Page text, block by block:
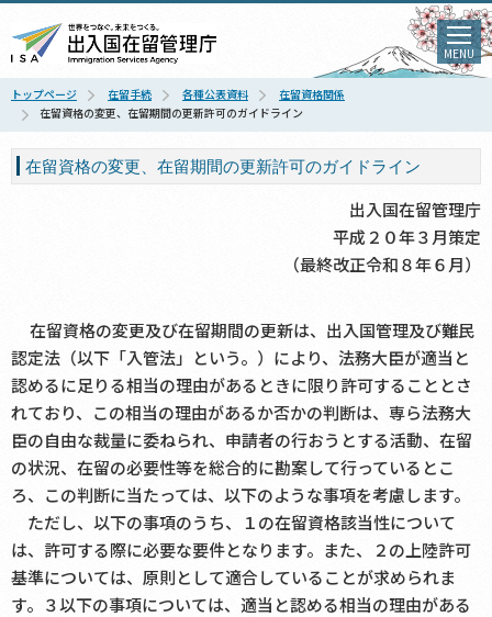
MENU
トップページ 在留手続 各種公表資料
在留資格関係
在留資格の変更、在留期間の更新許可のガイドライン
在留資格の変更、在留期間の更新許可のガイドライン
出入国在留管理庁
平成２０年３月策定
（最終改正令和８年６月）
在留資格の変更及び在留期間の更新は、出入国管理及び難民
認定法（以下「入管法」という。）により、法務大臣が適当と
認めるに足りる相当の理由があるときに限り許可することとさ
れており、この相当の理由があるか否かの判断は、専ら法務大
臣の自由な裁量に委ねられ、申請者の行おうとする活動、在留
の状況、在留の必要性等を総合的に勘案して行っているとこ
ろ、この判断に当たっては、以下のような事項を考慮します。
ただし、以下の事項のうち、１の在留資格該当性について
は、許可する際に必要な要件となります。また、２の上陸許可
基準については、原則として適合していることが求められま
す。３以下の事項については、適当と認める相当の理由がある